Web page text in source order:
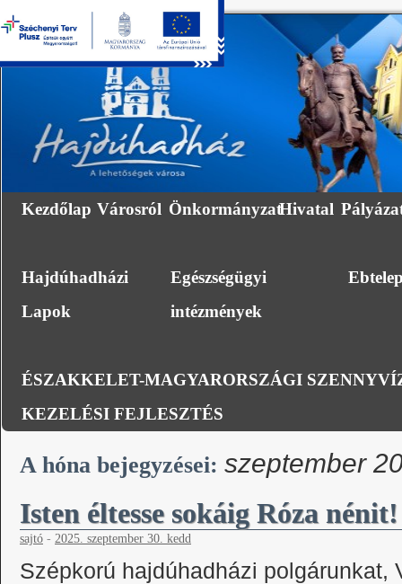
Kezdőlap Városról ÖnkormányzatHivatal
Hajdúhadházi
Lapok
Egészségügyi
intézmények
ÉSZAKKELET-MAGYARORSZÁGI
KEZELÉSI FEJLESZTÉS
A hóna bejegyzései: szeptember
Isten éltesse sokáig Róza nénit!
sajtó - 2025. szeptember 30. kedd
Szépkorú hajdúhadházi polgárunkat,